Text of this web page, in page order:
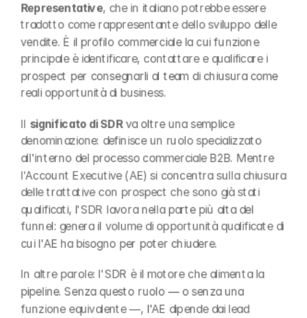
Representative, che in italiano potrebbe essere
tradotto come rappresentante dello sviluppo delle
vendite. È il profilo commerciale la cui funzione
principale è identificare, contattare e qualificare i
prospect per consegnarli al team di chiusura come
reali opportunità di business.
Il significato di SDR va oltre una semplice
denominazione: definisce un ruolo specializzato
all'interno del processo commerciale B2B. Mentre
l'Account Executive (AE) si concentra sulla chiusura
delle trattative con prospect che sono già stati
qualificati, l'SDR lavora nella parte più alta del
funnel: genera il volume di opportunità qualificate di
cui l'AE ha bisogno per poter chiudere.
In altre parole: l'SDR è il motore che alimenta la
pipeline. Senza questo ruolo — o senza una
funzione equivalente —, l'AE dipende dai lead